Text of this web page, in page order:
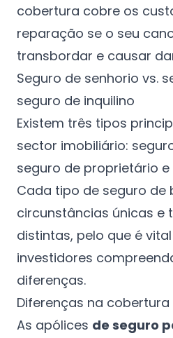
cobertura cobre os
reparação se o seu
transbordar e causar
Seguro de senhorio vs.
seguro de inquilino
Existem três tipos
sector imobiliário:
seguro de proprietário e
Cada tipo de seguro de
circunstâncias únicas e
distintas, pelo que é
investidores
diferenças.
Diferenças na
As apólices de seguro